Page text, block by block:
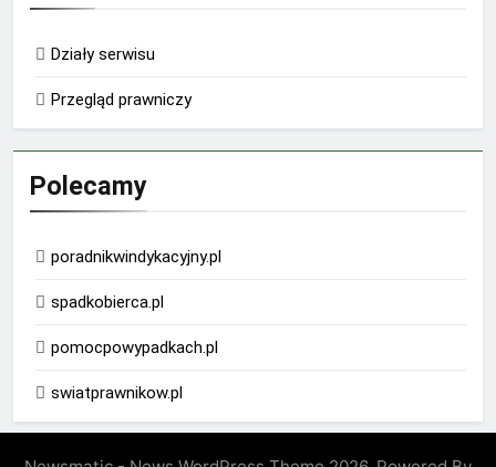
Działy serwisu
Przegląd prawniczy
Polecamy
poradnikwindykacyjny.pl
spadkobierca.pl
pomocpowypadkach.pl
swiatprawnikow.pl